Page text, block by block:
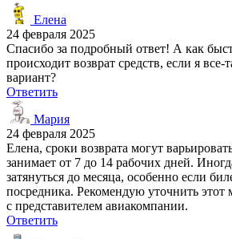
Елена
24 февраля 2025
Спасибо за подробный ответ! А как
происходит возврат средств, если я все-
вариант?
Ответить
Мария
24 февраля 2025
Елена, сроки возврата могут
занимает от 7 до 14 рабочих дней.
затянуться до месяца, особенно если
посредника. Рекомендую уточнить этот
с представителем авиакомпании.
Ответить